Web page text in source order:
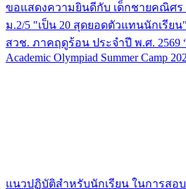
ขอแสดงความยินดีกับ เด็กชายคณิศร
ม.2/5 "เป็น 20 สุดยอดตัวแทนนักเรีย
สวช. ภาคฤดูร้อน ประจําปี พ.ศ. 2569
Academic Olympiad Summer Camp
แนวปฏิบัติสำหรับนักเรียน ในการสอ